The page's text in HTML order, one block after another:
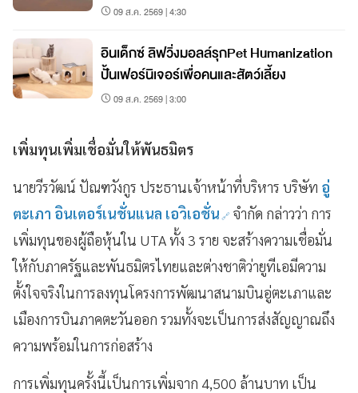
09 ส.ค. 2569 | 4:30
อินเด็กซ์ ลิฟวิ่งมอลล์รุกPet Humanization
ปั้นเฟอร์นิเจอร์เพื่อคนและสัตว์เลี้ยง
09 ส.ค. 2569 | 3:00
เพิ่มทุนเพิ่มเชื่อมั่นให้พันธมิตร
นายวีรวัฒน์ ปัณฑวังกูร ประธานเจ้าหน้าที่บริหาร บริษัท อู่
ตะเภา อินเตอร์เนชั่นแนล เอวิเอชั่น จำกัด กล่าวว่า การ
เพิ่มทุนของผู้ถือหุ้นใน UTA ทั้ง 3 ราย จะสร้างความเชื่อมั่น
ให้กับภาครัฐและพันธมิตรไทยและต่างชาติว่ายูทีเอมีความ
ตั้งใจจริงในการลงทุนโครงการพัฒนาสนามบินอู่ตะเภาและ
เมืองการบินภาคตะวันออก รวมทั้งจะเป็นการส่งสัญญาณถึง
ความพร้อมในการก่อสร้าง
การเพิ่มทุนครั้งนี้เป็นการเพิ่มจาก 4,500 ล้านบาท เป็น